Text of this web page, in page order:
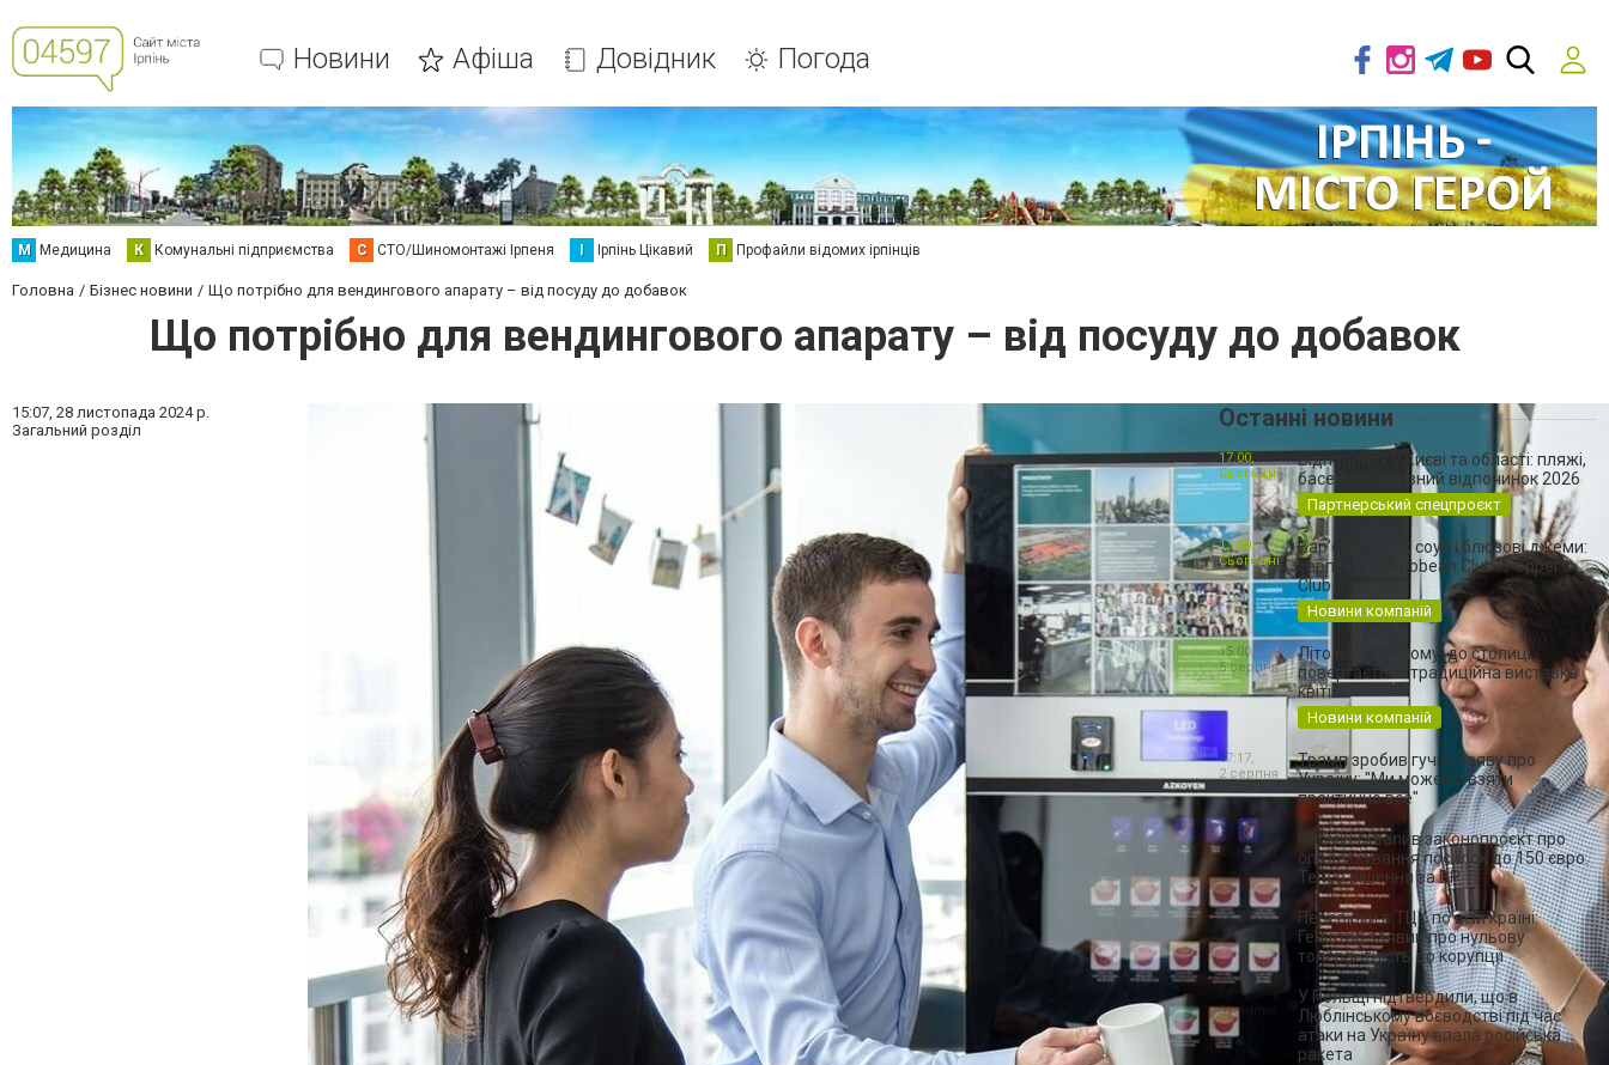
Новини Афіша Довідник Погода
М Медицина К Комунальні підприємства С СТО/Шиномонтажі Ірпеня І Ірпінь Цікавий П Профайли відомих ірпінців
Головна Бізнес новини Що потрібно для вендингового апарату – від посуду до добавок
Що потрібно для вендингового апарату – від посуду до добавок
15:07, 28 листопада 2024 р.
Загальний розділ
Останні новини
Відпочинок у Києві та області: пляжі,
басейни, активний відпочинок 2026
Партнерський спецпроєкт
17:00,
Сьогодні
Вар’єте, театр, соул і блюзові джеми:
серпень у Caribbean Club і Pepper's
Club
Новини компаній
13:00,
Сьогодні
Літо на Співочому: до столиці
повертається традиційна виставка
квітів
Новини компаній
15:00,
5 серпня
Трамп зробив гучну заяву про
Україну: "Ми можемо взяти
практично все"
17:17,
2 серпня
Кабмін схвалив законопроєкт про
оподаткування посилок до 150 євро.
Тепер рішення за ВР
18:56,
31 липня
Перевірки в ТЦК по всій країні:
Генштаб заявив про нульову
толерантність до корупції
16:23,
31 липня
У Польщі підтвердили, що в
Люблінському воєводстві під час
атаки на Україну впала російська
ракета
16:16,
31 липня